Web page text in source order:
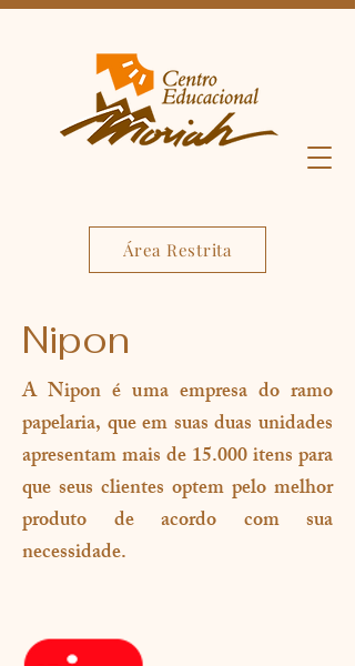
Área Restrita
Nipon
A Nipon é uma empresa do ramo
papelaria, que em suas duas unidades
apresentam mais de 15.000 itens para
que seus clientes optem pelo melhor
produto de acordo com sua
necessidade.